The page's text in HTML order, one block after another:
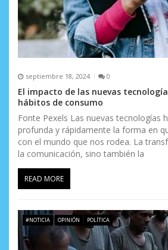
septiembre 18, 2024 0
El impacto de las nuevas
hábitos de consumo
Fonte Pexels Las nuevas tecnologías
profunda y rápidamente la forma en
con el mundo que nos rodea. La
la comunicación, sino también la
READ MORE
#NOTICIA OPINIÓN POLÍTICA